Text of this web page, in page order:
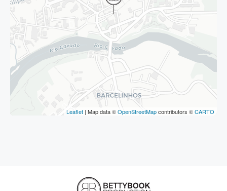
Leaflet | Map data ©OpenStreetMapcontributors ©CARTO